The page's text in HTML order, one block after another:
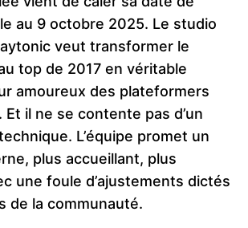
au 9 octobre 2025. Le studio
veut transformer le
top de 2017 en véritable
amoureux des plateformers
il ne se contente pas d’un
L’équipe promet un
plus accueillant, plus
une foule d’ajustements dictés
de la communauté.